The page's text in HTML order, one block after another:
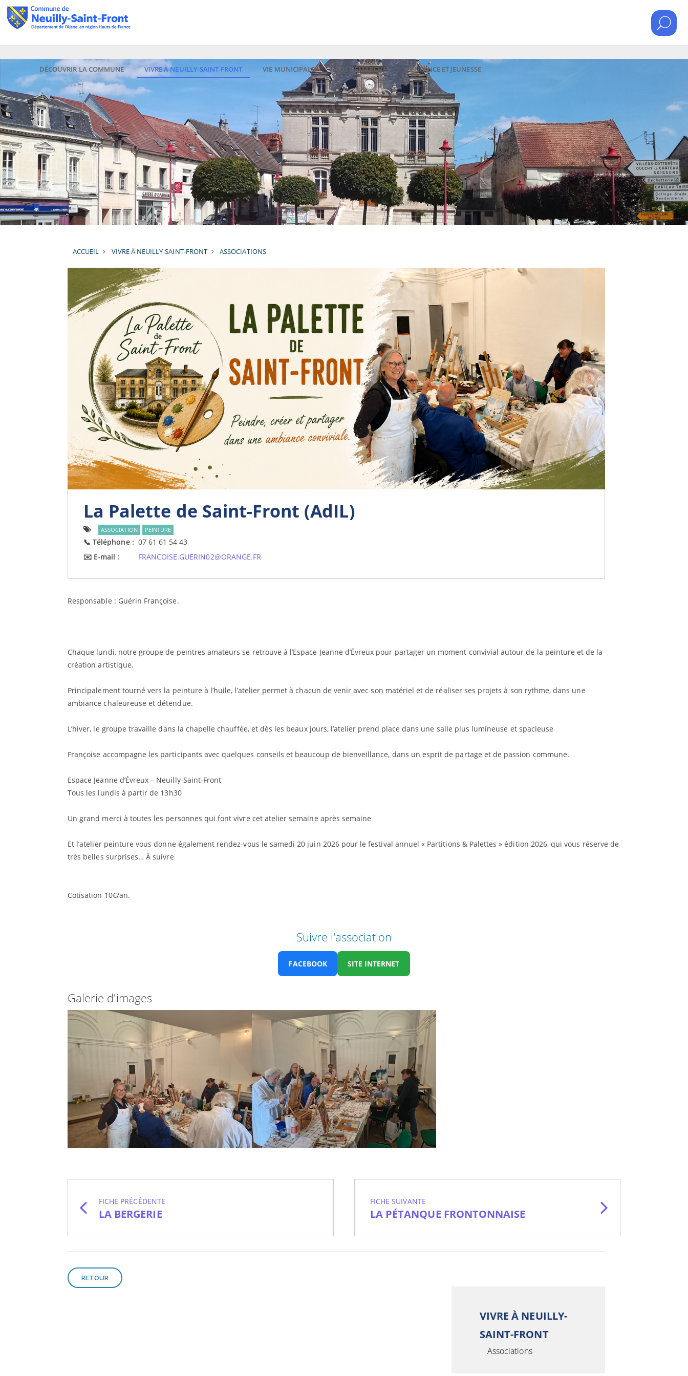
DÉCOUVRIR LA COMMUNE VIVRE À NEUILLY-SAINT-FRONT VIE MUNICIPALE VOS DÉMARCHES ENFANCE ET JEUNESSE
ACCUEIL VIVRE À NEUILLY-SAINT-FRONT ASSOCIATIONS
La Palette de Saint-Front (AdIL)
ASSOCIATION PEINTURE
Téléphone
07 61 61 54 43
E-mail
FRANCOISE.GUERIN02@ORANGE.FR
Responsable : Guérin Françoise.
Chaque lundi, notre groupe de peintres amateurs se retrouve à l’Espace Jeanne d’Évreux pour partager un moment convivial autour de la peinture et de la
création artistique.
Principalement tourné vers la peinture à l’huile, l’atelier permet à chacun de venir avec son matériel et de réaliser ses projets à son rythme, dans une
ambiance chaleureuse et détendue.
L’hiver, le groupe travaille dans la chapelle chauffée, et dès les beaux jours, l’atelier prend place dans une salle plus lumineuse et spacieuse
Françoise accompagne les participants avec quelques conseils et beaucoup de bienveillance, dans un esprit de partage et de passion commune.
Espace Jeanne d’Évreux – Neuilly-Saint-Front
Tous les lundis à partir de 13h30
Un grand merci à toutes les personnes qui font vivre cet atelier semaine après semaine
Et l’atelier peinture vous donne également rendez-vous le samedi 20 juin 2026 pour le festival annuel « Partitions & Palettes » édition 2026, qui vous réserve de
très belles surprises… À suivre
Cotisation 10€/an.
Suivre l'association
FACEBOOK SITE INTERNET
Galerie d'images
FICHE PRÉCÉDENTE
LA BERGERIE
FICHE SUIVANTE
LA PÉTANQUE FRONTONNAISE
RETOUR
VIVRE À NEUILLY-
SAINT-FRONT
Associations